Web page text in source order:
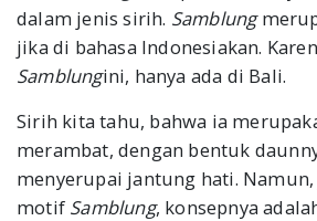
dalam jenis sirih. Samblung
jika di bahasa Indonesiakan.
Samblungini, hanya ada di Bali.
Sirih kita tahu, bahwa ia
merambat, dengan bentuk
menyerupai jantung hati.
motif Samblung, konsepnya